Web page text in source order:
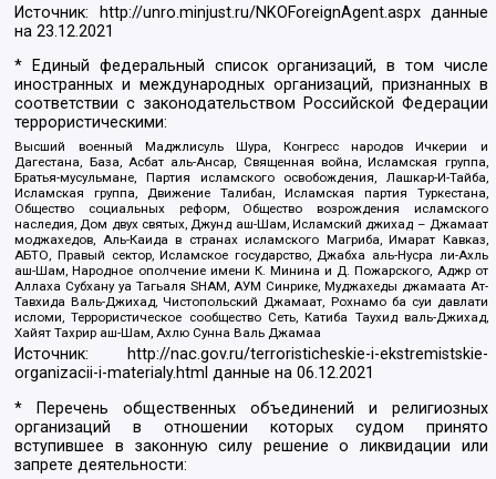
Источник: http://unro.minjust.ru/NKOForeignAgent.aspxданные
на23.12.2021
* Единый федеральный список организаций, в том числе
иностранных и международных организаций, признанных в
соответствии с законодательством Российской Федерации
террористическими:
Высший военный Маджлисуль Шура, Конгресс народов Ичкерии и
Дагестана, База, Асбат аль-Ансар, Священная война, Исламская группа,
Братья-мусульмане, Партия исламского освобождения, Лашкар-И-Тайба,
Исламская группа, Движение Талибан, Исламская партия Туркестана,
Общество социальных реформ, Общество возрождения исламского
наследия, Дом двух святых, Джунд аш-Шам, Исламский джихад – Джамаат
моджахедов, Аль-Каида в странах исламского Магриба, Имарат Кавказ,
АБТО, Правый сектор, Исламское государство, Джабха аль-Нусра ли-Ахль
аш-Шам, Народное ополчение имени К. Минина и Д. Пожарского, Аджр от
Аллаха Субхану уа Тагьаля SHAM, АУМ Синрике, Муджахеды джамаата Ат-
Тавхида Валь-Джихад, Чистопольский Джамаат, Рохнамо ба суи давлати
исломи, Террористическое сообщество Сеть, Катиба Таухид валь-Джихад,
Хайят Тахрир аш-Шам, Ахлю Сунна Валь Джамаа
Источник:
http://nac.gov.ru/terroristicheskie-i-ekstremistskie-
organizacii-i-materialy.html данные на06.12.2021
* Перечень общественных объединений и религиозных
организаций в отношении которых судом принято
вступившее в законную силу решение о ликвидации или
запрете деятельности: